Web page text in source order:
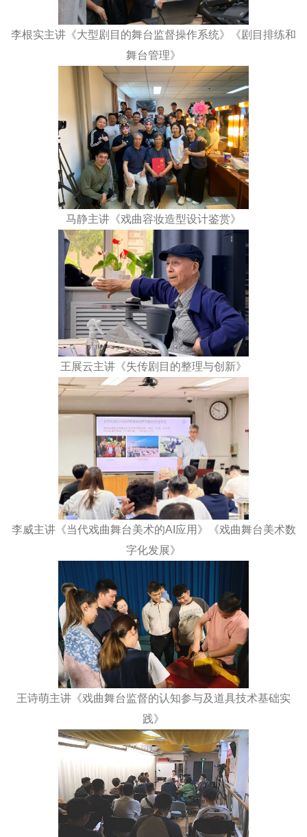
李根实主讲《大型剧目的舞台监督操作系统》《剧目排练和
舞台管理》
马静主讲《戏曲容妆造型设计鉴赏》
王展云主讲《失传剧目的整理与创新》
李威主讲《当代戏曲舞台美术的AI应用》《戏曲舞台美术数
字化发展》
王诗萌主讲《戏曲舞台监督的认知参与及道具技术基础实
践》